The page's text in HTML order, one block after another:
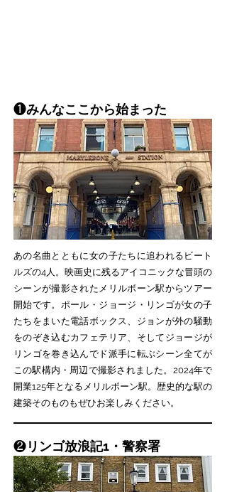
❶みんなここから始まった
あの名曲とともに女の子たちに追われるビート
ルズの4人。映画史に残るアイコニックな冒頭の
シーンが撮影されたメリルボーン駅からツアー
開始です。ポール・ジョージ・リンゴが女の子
たちをまいた電話ボックス、ジョンが外の騒動
をのぞき込むカフェテリア、そしてジョージが
リンゴを巻き込んでド派手に転ぶシーン全てが
この駅構内・周辺で撮影されました。2024年で
開業125年となるメリルボーン駅。歴史的な駅の
建築そのものもぜひお楽しみください。
​❷リンゴ放浪記1・警察署